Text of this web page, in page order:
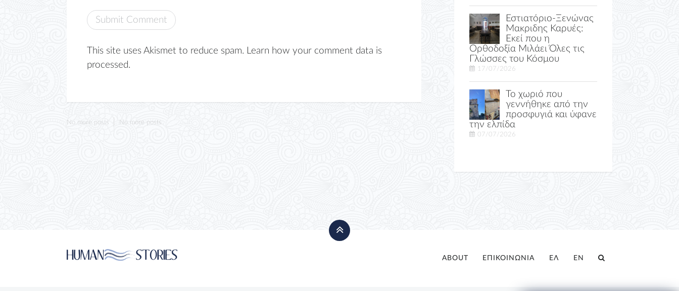
This site uses Akismet to reduce spam. Learn how your comment data is
processed.
No more posts No more posts
Εστιατόριο-Ξενώνας
Μακριδης Καρυές:
Εκεί που η
Ορθοδοξία Μιλάει Όλες τις
Γλώσσες του Κόσμου
17/07/2026
Το χωριό που
γεννήθηκε από την
προσφυγιά και ύφανε
την ελπίδα
07/07/2026
ABOUT ΕΠΙΚΟΙΝΩΝΙΑ ΕΛ EN